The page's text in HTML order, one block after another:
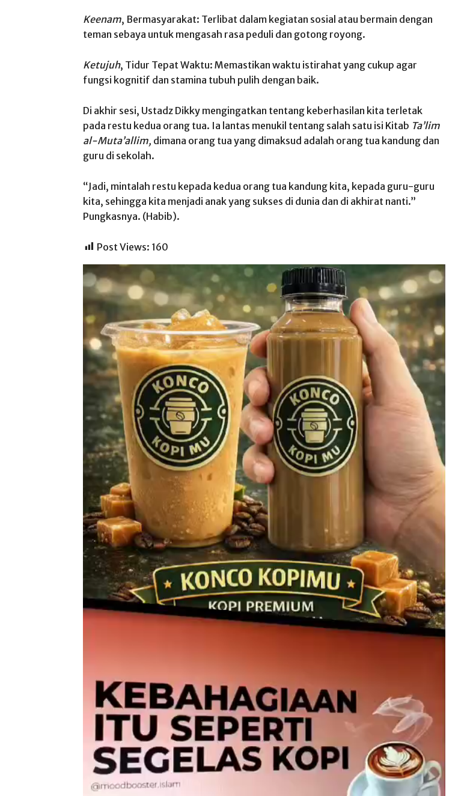
Keenam, Bermasyarakat: Terlibat dalam kegiatan sosial atau bermain dengan
teman sebaya untuk mengasah rasa peduli dan gotong royong.
Ketujuh, Tidur Tepat Waktu: Memastikan waktu istirahat yang cukup agar
fungsi kognitif dan stamina tubuh pulih dengan baik.
Di akhir sesi, Ustadz Dikky mengingatkan tentang keberhasilan kita terletak
pada restu kedua orang tua. Ia lantas menukil tentang salah satu isi Kitab Ta’lim
al-Muta’allim, dimana orang tua yang dimaksud adalah orang tua kandung dan
guru di sekolah.
“Jadi, mintalah restu kepada kedua orang tua kandung kita, kepada guru-guru
kita, sehingga kita menjadi anak yang sukses di dunia dan di akhirat nanti.”
Pungkasnya. (Habib).
Post Views: 160